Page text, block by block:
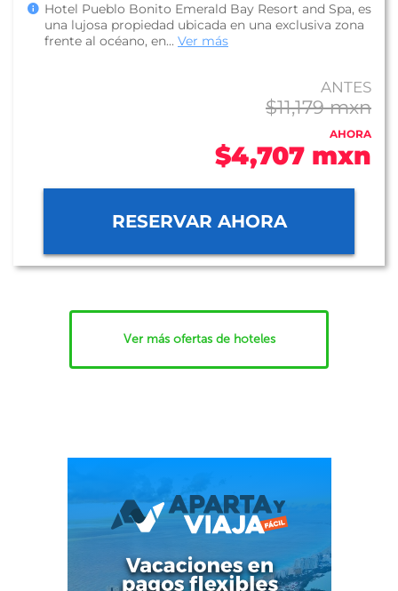
Hotel Pueblo Bonito Emerald Bay Resort and Spa, es
una lujosa propiedad ubicada en una exclusiva zona
frente al océano, en... Ver más
ANTES
$11,179 mxn
AHORA
$4,707 mxn
RESERVAR AHORA
Ver más ofertas de hoteles